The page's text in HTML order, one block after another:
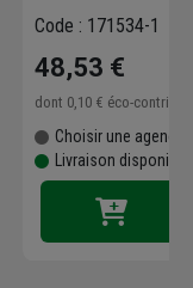
Code : 171534-1
48,53 €
dont 0,10 € éco-
Choisir une agence
Livraison disponible